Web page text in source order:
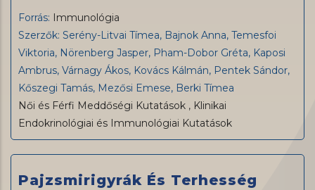
Forrás: Immunológia
Szerzők: Serény-Litvai Tímea, Bajnok Anna, Temesfoi
Viktoria, Nörenberg Jasper, Pham-Dobor Gréta, Kaposi
Ambrus, Várnagy Ákos, Kovács Kálmán, Pentek Sándor,
Kőszegi Tamás, Mezősi Emese, Berki Tímea
Női és Férfi Meddőségi Kutatások , Klinikai
Endokrinológiai és Immunológiai Kutatások
Pajzsmirigyrák És Terhesség